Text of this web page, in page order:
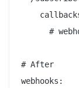
#
# After
webhooks: